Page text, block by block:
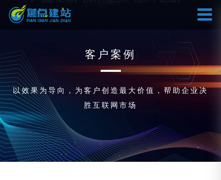
客户案例
以效果为导向，为客户创造最大价值，帮助企业决
胜互联网市场